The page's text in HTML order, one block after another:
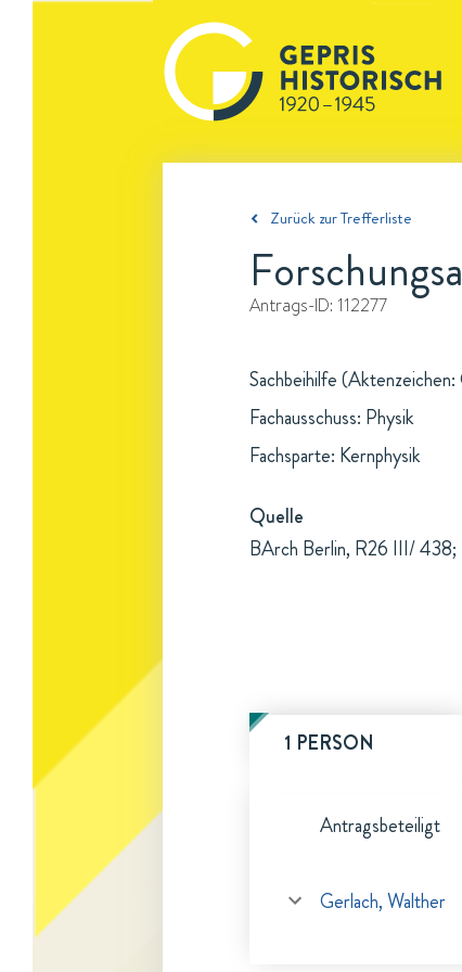
Zurück zur Trefferliste
Antrags-ID: 112277
Sachbeihilfe
Fachausschuss: Physik
Fachsparte: Kernphysik
Quelle
BArch Berlin, R26 III/
1 PERSON
Antragsbeteiligt
Gerlach, Walther